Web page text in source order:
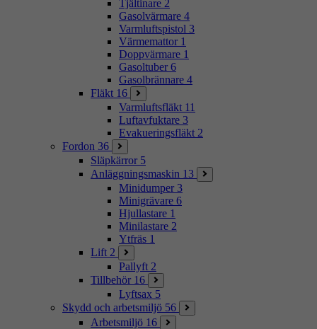
Tjältinare 2
Gasolvärmare 4
Varmluftspistol 3
Värmemattor 1
Doppvärmare 1
Gasoltuber 6
Gasolbrännare 4
Fläkt 16
Varmluftsfläkt 11
Luftavfuktare 3
Evakueringsfläkt 2
Fordon 36
Släpkärror 5
Anläggningsmaskin 13
Minidumper 3
Minigrävare 6
Hjullastare 1
Minilastare 2
Ytfräs 1
Lift 2
Pallyft 2
Tillbehör 16
Lyftsax 5
Skydd och arbetsmiljö 56
Arbetsmiljö 16